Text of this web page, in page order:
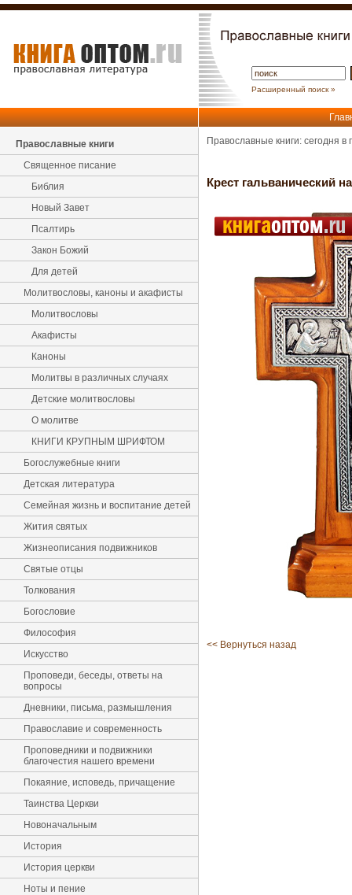
Расширенный поиск »
Православные книги
Священное писание
Библия
Новый Завет
Псалтирь
Закон Божий
Для детей
Молитвословы, каноны и акафисты
Молитвословы
Акафисты
Каноны
Молитвы в различных случаях
Детские молитвословы
О молитве
КНИГИ КРУПНЫМ ШРИФТОМ
Богослужебные книги
Детская литература
Семейная жизнь и воспитание детей
Жития святых
Жизнеописания подвижников
Святые отцы
Толкования
Богословие
Философия
Искусство
Проповеди, беседы, ответы на
вопросы
Дневники, письма, размышления
Православие и современность
Проповедники и подвижники
благочестия нашего времени
Покаяние, исповедь, причащение
Таинства Церкви
Новоначальным
История
История церкви
Ноты и пение
Православные книги: сегодня
Крест гальванический
<< Вернуться назад